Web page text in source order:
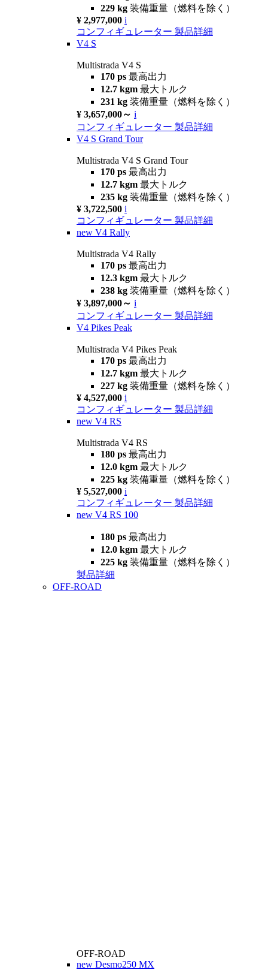
229 kg 装備重量（燃料を除く）
¥ 2,977,000 i
コンフィギュレーター 製品詳細
V4 S
Multistrada V4 S
170 ps 最高出力
12.7 kgm 最大トルク
231 kg 装備重量（燃料を除く）
¥ 3,657,000～ i
コンフィギュレーター 製品詳細
V4 S Grand Tour
Multistrada V4 S Grand Tour
170 ps 最高出力
12.7 kgm 最大トルク
235 kg 装備重量（燃料を除く）
¥ 3,722,500 i
コンフィギュレーター 製品詳細
new V4 Rally
Multistrada V4 Rally
170 ps 最高出力
12.3 kgm 最大トルク
238 kg 装備重量（燃料を除く）
¥ 3,897,000～ i
コンフィギュレーター 製品詳細
V4 Pikes Peak
Multistrada V4 Pikes Peak
170 ps 最高出力
12.7 kgm 最大トルク
227 kg 装備重量（燃料を除く）
¥ 4,527,000 i
コンフィギュレーター 製品詳細
new V4 RS
Multistrada V4 RS
180 ps 最高出力
12.0 kgm 最大トルク
225 kg 装備重量（燃料を除く）
¥ 5,527,000 i
コンフィギュレーター 製品詳細
new V4 RS 100
180 ps 最高出力
12.0 kgm 最大トルク
225 kg 装備重量（燃料を除く）
製品詳細
OFF-ROAD
OFF-ROAD
new Desmo250 MX